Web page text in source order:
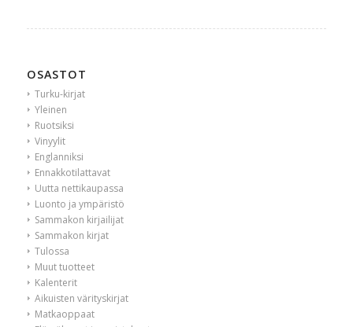
OSASTOT
Turku-kirjat
Yleinen
Ruotsiksi
Vinyylit
Englanniksi
Ennakkotilattavat
Uutta nettikaupassa
Luonto ja ympäristö
Sammakon kirjailijat
Sammakon kirjat
Tulossa
Muut tuotteet
Kalenterit
Aikuisten värityskirjat
Matkaoppaat